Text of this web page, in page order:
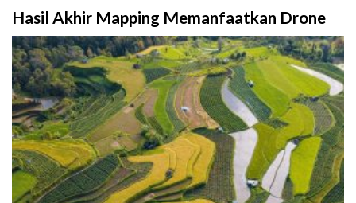
Hasil Akhir Mapping Memanfaatkan Drone